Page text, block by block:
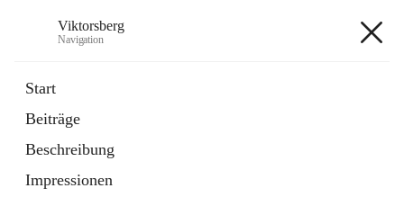
Viktorsberg
Navigation
Start
Beiträge
Beschreibung
Impressionen
1 Schnellzugriff
Bürgerservice